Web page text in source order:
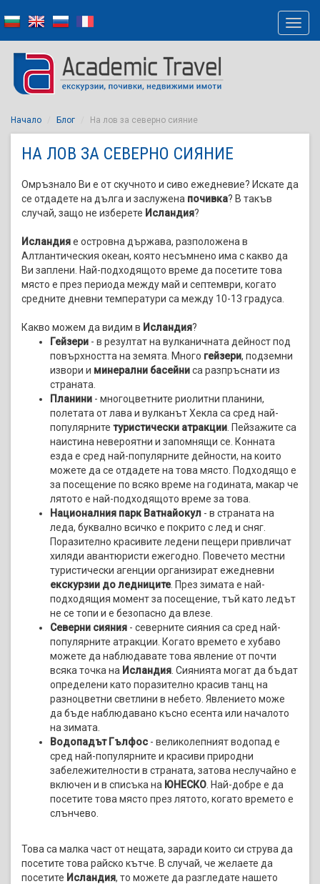
Начало Блог На лов за северно сияние
НА ЛОВ ЗА СЕВЕРНО СИЯНИЕ
Омръзнало Ви е от скучното и сиво ежедневие? Искате да
се отдадете на дълга и заслужена почивка? В такъв
случай, защо не изберете Исландия?
Исландияе островна държава, разположена в
Алтлантическия океан, която несъмнено има с какво да
Ви заплени. Най-подходящото време да посетите това
място е през периода между май и септември, когато
средните дневни температури са между 10-13 градуса.
Какво можем да видим в Исландия?
Гейзери - в резултат на вулканичната дейност под
повърхността на земята. Много гейзери, подземни
извори и минерални басейниса разпръснати из
страната.
Планини - многоцветните риолитни планини,
полетата от лава и вулканът Хекла са сред най-
популярните туристически атракции . Пейзажите са
наистина невероятни и запомнящи се. Конната
езда е сред най-популярните дейности, на които
можете да се отдадете на това място. Подходящо е
за посещение по всяко време на годината, макар че
лятото е най-подходящото време за това.
Националния парк Ватнайокул - в страната на
леда, буквално всичко е покрито с лед и сняг.
Поразително красивите ледени пещери привличат
хиляди авантюристи ежегодно. Повечето местни
туристически агенции организират ежедневни
екскурзии до ледниците. През зимата е най-
подходящия момент за посещение, тъй като ледът
не се топи и е безопасно да влезе.
Северни сияния - северните сияния са сред най-
популярните атракции. Когато времето е хубаво
можете да наблюдавате това явление от почти
всяка точка на Исландия . Сиянията могат да бъдат
определени като поразително красив танц на
разноцветни светлини в небето. Явлението може
да бъде наблюдавано късно есента или началото
на зимата.
Водопадът Гълфос - великолепният водопад е
сред най-популярните и красиви природни
забележителности в страната, затова неслучайно е
включен и в списъка на ЮНЕСКО . Най-добре е да
посетите това място през лятото, когато времето е
слънчево.
Това са малка част от нещата, заради които си струва да
посетите това райско кътче. В случай, че желаете да
посетите Исландия, то можете да разгледате нашето